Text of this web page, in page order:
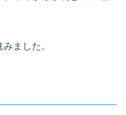
ました。